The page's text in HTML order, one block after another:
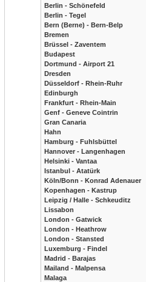
Berlin - Schönefeld
Berlin - Tegel
Bern (Berne) - Bern-Belp
Bremen
Brüssel - Zaventem
Budapest
Dortmund - Airport 21
Dresden
Düsseldorf - Rhein-Ruhr
Edinburgh
Frankfurt - Rhein-Main
Genf - Geneve Cointrin
Gran Canaria
Hahn
Hamburg - Fuhlsbüttel
Hannover - Langenhagen
Helsinki - Vantaa
Istanbul - Atatürk
Köln/Bonn - Konrad Adenauer
Kopenhagen - Kastrup
Leipzig / Halle - Schkeuditz
Lissabon
London - Gatwick
London - Heathrow
London - Stansted
Luxemburg - Findel
Madrid - Barajas
Mailand - Malpensa
Malaga